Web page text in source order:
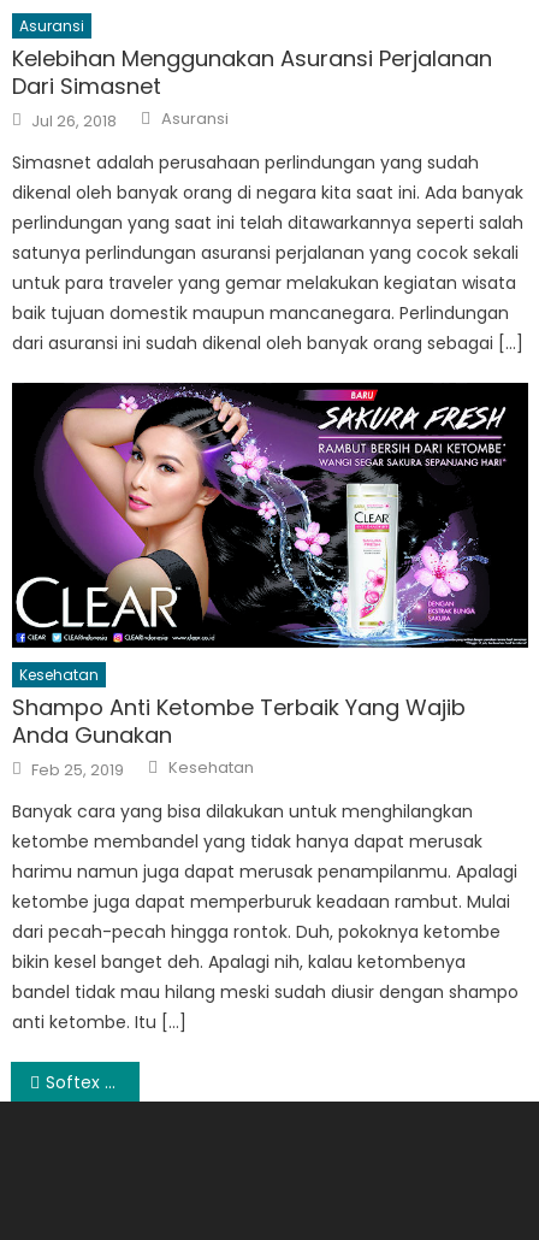
Asuransi
Kelebihan Menggunakan Asuransi Perjalanan
Dari Simasnet
Posted
on
Jul 26, 2018 Author
Asuransi
Simasnet adalah perusahaan perlindungan yang sudah
dikenal oleh banyak orang di negara kita saat ini. Ada banyak
perlindungan yang saat ini telah ditawarkannya seperti salah
satunya perlindungan asuransi perjalanan yang cocok sekali
untuk para traveler yang gemar melakukan kegiatan wisata
baik tujuan domestik maupun mancanegara. Perlindungan
dari asuransi ini sudah dikenal oleh banyak orang sebagai […]
Kesehatan
Shampo Anti Ketombe Terbaik Yang Wajib
Anda Gunakan
Posted
on
Feb 25, 2019 Author
Kesehatan
Banyak cara yang bisa dilakukan untuk menghilangkan
ketombe membandel yang tidak hanya dapat merusak
harimu namun juga dapat merusak penampilanmu. Apalagi
ketombe juga dapat memperburuk keadaan rambut. Mulai
dari pecah-pecah hingga rontok. Duh, pokoknya ketombe
bikin kesel banget deh. Apalagi nih, kalau ketombenya
bandel tidak mau hilang meski sudah diusir dengan shampo
anti ketombe. Itu […]
Post
Softex Dingin: Cara Mengatasi Nyeri Menstruasi yang Tidak Tertahankan